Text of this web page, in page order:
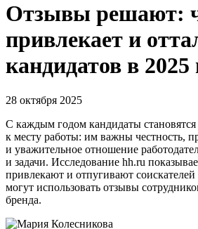
Отзывы решают:
привлекает и
кандидатов в 2025
28 октября 2025
С каждым годом кандидаты становятся
к месту работы: им важны честность,
и уважительное отношение
и задачи. Исследование hh.ru
привлекают и отпугивают соискателей
могут использовать отзывы
бренда.